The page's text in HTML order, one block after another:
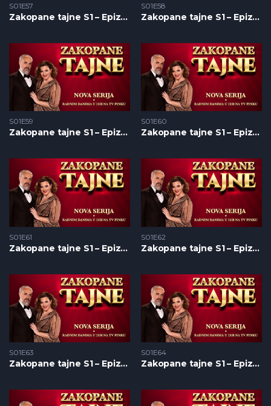
S01E57
Zakopane tajne S1 – Epizoda 57
S01E58
Zakopane tajne S1 – Epizoda 58
S01E59
Zakopane tajne S1 – Epizoda 59
S01E60
Zakopane tajne S1 – Epizoda 60
S01E61
Zakopane tajne S1 – Epizoda 61
S01E62
Zakopane tajne S1 – Epizoda 62
S01E63
Zakopane tajne S1 – Epizoda 63
S01E64
Zakopane tajne S1 – Epizoda 64